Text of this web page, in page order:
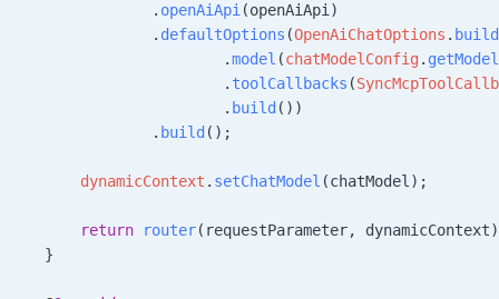
                .
openAiApi (openAiApi)
                .
defaultOptions (OpenAiChatOptions .
                        .
model (chatModelConfig . getModel
                        .
toolCallbacks (
                        .
build ())
                .
build ();
        dynamicContext
. setChatModel (chatModel);
        return
router(requestParameter,
    }